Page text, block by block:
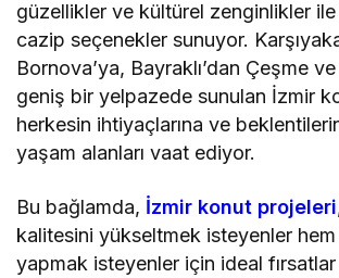
güzellikler ve kültürel zenginlikler
cazip seçenekler sunuyor.
Bornova’ya, Bayraklı’dan Çeşme
geniş bir yelpazede sunulan İzmir
herkesin ihtiyaçlarına ve
yaşam alanları vaat ediyor.
Bu bağlamda, İzmir konut projeleri
kalitesini yükseltmek isteyenler hem
yapmak isteyenler için ideal